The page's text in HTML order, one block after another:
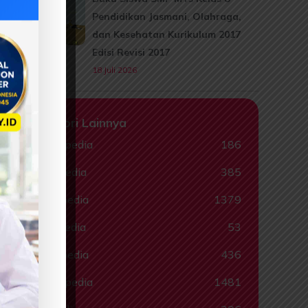
Pendidikan Jasmani, Olahraga,
dan Kesehatan Kurikulum 2017
Edisi Revisi 2017
18 Juli 2026
Kategori Lainnya
Animalpedia
186
Ceritapedia
385
Ebookpedia
1379
Hadispedia
53
Komikpedia
436
Muslimpedia
1481